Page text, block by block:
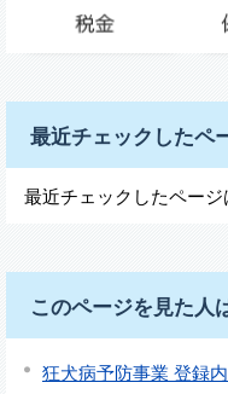
最近チェックしたペ
最近チェックしたページ
このページを見た人
狂犬病予防事業 登録